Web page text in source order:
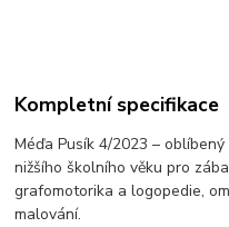
Kompletní specifikace
Méďa Pusík 4/2023 –
nižšího školního věku pro
grafomotorika a logopedie,
malování.